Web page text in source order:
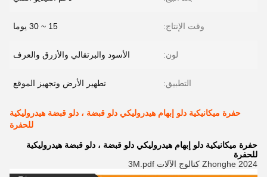
وقت الإنتاج: 15 ~ 30 يوما
لون: الأسود والبرتقالي والأزرق والعرف
التطبيق: تطهير الأرض وتجهيز الموقع
حفرة ميكانيكية دلو إبهام هيدروليكي دلو قبضة ، دلو قبضة هيدروليكية
للحفرة
حفرة ميكانيكية دلو إبهام هيدروليكي دلو قبضة ، دلو قبضة هيدروليكية
للحفرة
2024 Zhonghe كتالوج الآلات 3M.pdf